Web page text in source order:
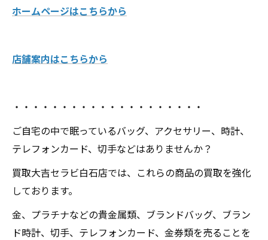
ホームページはこちらから
店舗案内はこちらから
・・・・・・・・・・・・・・・・・・・・
ご自宅の中で眠っているバッグ、アクセサリー、時計、
テレフォンカード、切手などはありませんか？
買取大吉セラビ白石店では、これらの商品の買取を強化
しております。
金、プラチナなどの貴金属類、ブランドバッグ、ブラン
ド時計、切手、テレフォンカード、金券類を売ることを